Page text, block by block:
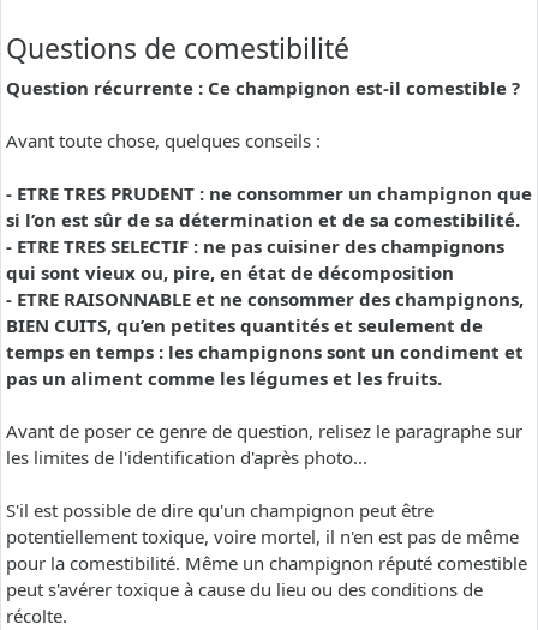
Questions de comestibilité
Question récurrente : Ce champignon est-il comestible ?
Avant toute chose, quelques conseils :
- ETRE TRES PRUDENT : ne consommer un champignon que
si l’on est sûr de sa détermination et de sa comestibilité.
- ETRE TRES SELECTIF : ne pas cuisiner des champignons
qui sont vieux ou, pire, en état de décomposition
- ETRE RAISONNABLE et ne consommer des champignons,
BIEN CUITS, qu’en petites quantités et seulement de
temps en temps : les champignons sont un condiment et
pas un aliment comme les légumes et les fruits.
Avant de poser ce genre de question, relisez le paragraphe sur
les limites de l'identification d'après photo...
S'il est possible de dire qu'un champignon peut être
potentiellement toxique, voire mortel, il n'en est pas de même
pour la comestibilité. Même un champignon réputé comestible
peut s'avérer toxique à cause du lieu ou des conditions de
récolte.